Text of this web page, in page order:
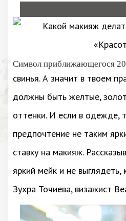
Символ приближающегося
свинья. А значит в твоем
должны быть желтые,
оттенки. И если в одежде,
предпочтение не таким
ставку на макияж.
яркий мейк и не выглядеть,
Зухра Точиева, визажист